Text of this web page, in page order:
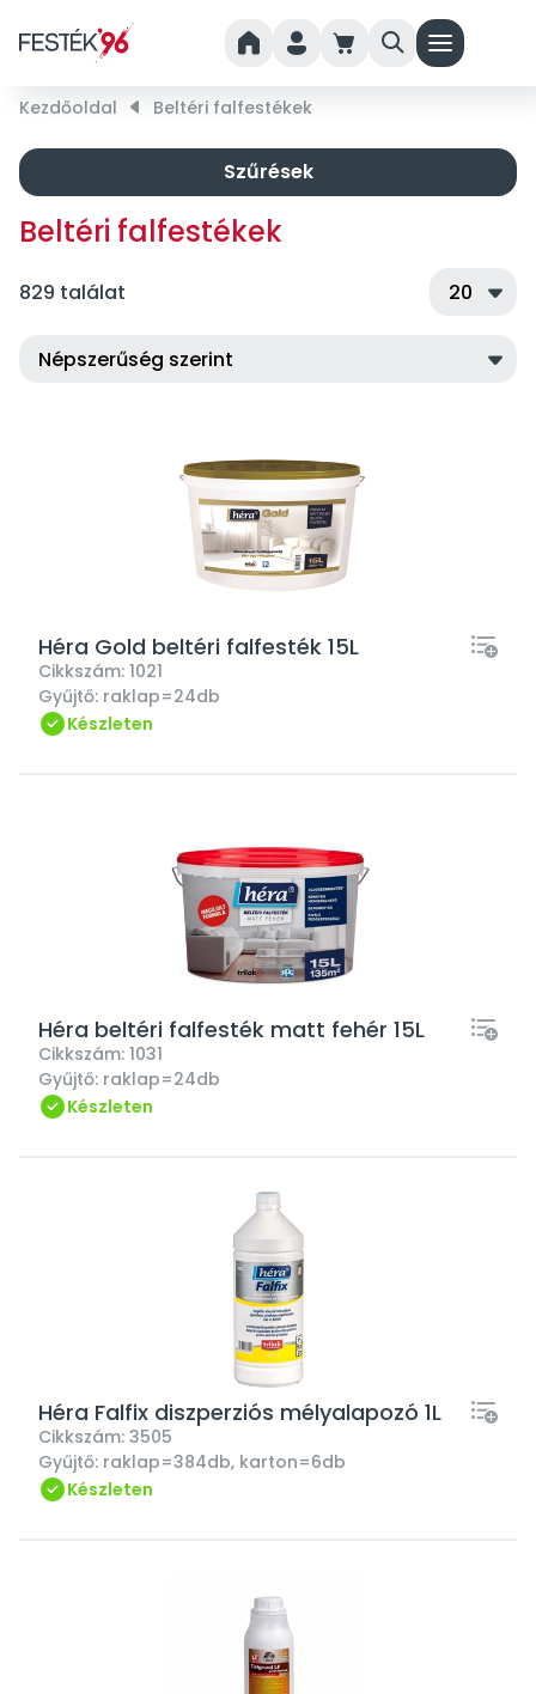
home person cart search menu
Kezdőoldal right_small Beltéri falfestékek
Beltéri falfestékek
829 találat
Héra Gold beltéri falfesték 15L
Cikkszám: 1021
Gyűjtő: raklap=24db
Készleten
Héra beltéri falfesték matt fehér 15L
Cikkszám: 1031
Gyűjtő: raklap=24db
Készleten
Héra Falfix diszperziós mélyalapozó 1L
Cikkszám: 3505
Gyűjtő: raklap=384db, karton=6db
Készleten
Szűrések